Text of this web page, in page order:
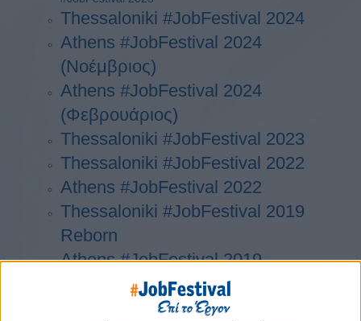
Thessaloniki #JobFestival 2024
Athens #JobFestival 2024
(Νοέμβριος)
Athens #JobFestival 2024
(Φεβρουάριος)
Thessaloniki #JobFestival 2023
Thessaloniki #JobFestival 2022
Athens #JobFestival 2022
Thessaloniki #JobFestival 2019
Reborn
Athens #JobFestival 2019
Thessaloniki #JobFestival 2019
Athens #JobFestival 2018